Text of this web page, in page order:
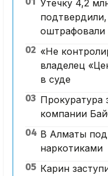
Утечку 4,2
оштрафовали
02 «Не
владелец
в суде
03 Прокуратура
компании
04 В Алматы
наркотиками
05 Карин